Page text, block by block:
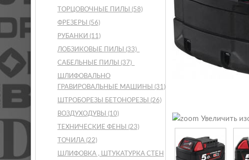
ТОРЦОВОЧНЫЕ ПИЛЫ (58)
ФРЕЗЕРЫ (56)
РУБАНКИ (11)
ЛОБЗИКОВЫЕ ПИЛЫ (33)
САБЕЛЬНЫЕ ПИЛЫ (37)
ШЛИФОВАЛЬНО
ГРАВИРОВАЛЬНЫЕ МАШИНЫ (31)
ШТРОБОРЕЗЫ БЕТОНОРЕЗЫ (26)
ВОЗДУХОДУВЫ (10)
ТЕХНИЧЕСКИЕ ФЕНЫ (23)
ТОЧИЛА (22)
ШЛИФОВКА , ШТУКАТУРКА СТЕН
Увеличить